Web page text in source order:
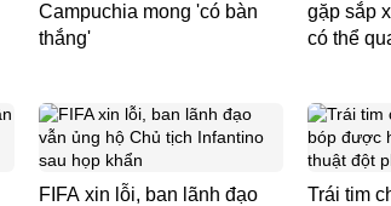
Campuchia mong 'có bàn
thắng'
gặp sắp
có thể
FIFA xin lỗi, ban lãnh đạo
Trái tim